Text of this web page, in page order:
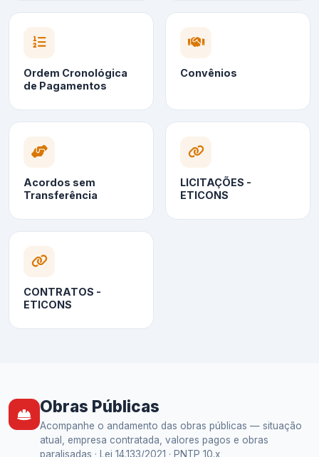
Ordem Cronológica
de Pagamentos
Convênios
Acordos sem
Transferência
LICITAÇÕES -
ETICONS
CONTRATOS -
ETICONS
Obras Públicas
Acompanhe o andamento das obras públicas — situação
atual, empresa contratada, valores pagos e obras
paralisadas · Lei 14.133/2021 · PNTP 10.x